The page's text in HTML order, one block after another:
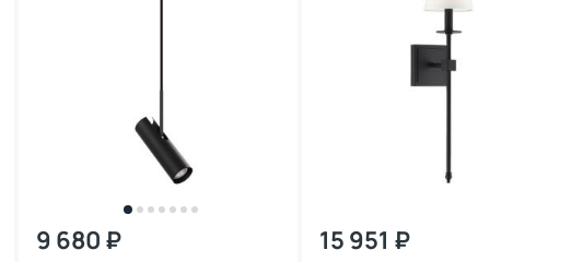
9 680 ₽ 15 951 ₽